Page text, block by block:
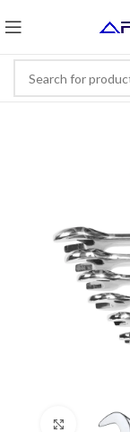
Click to